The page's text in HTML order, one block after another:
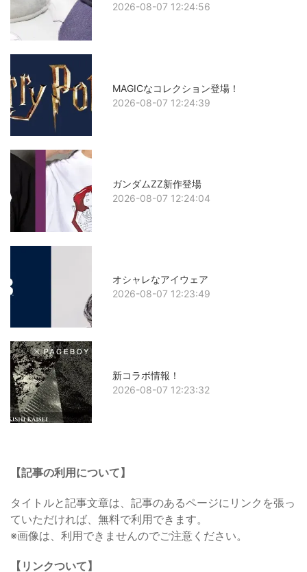
2026-08-07 12:24:56
MAGICなコレクション登場！
2026-08-07 12:24:39
ガンダムZZ新作登場
2026-08-07 12:24:04
オシャレなアイウェア
2026-08-07 12:23:49
新コラボ情報！
2026-08-07 12:23:32
【記事の利用について】
タイトルと記事文章は、記事のあるページにリンクを張っ
ていただければ、無料で利用できます。
※画像は、利用できませんのでご注意ください。
【リンクついて】